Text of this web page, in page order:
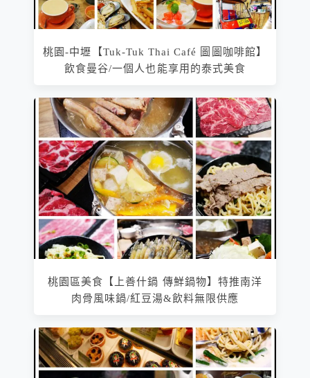
桃園-中壢【Tuk-Tuk Thai Café 圖圖咖啡館】
飲食曼谷/一個人也能享用的泰式美食
桃園區美食【上善什鍋 傳鮮鍋物】特推南洋
肉骨風味鍋/紅豆湯&飲料無限供應